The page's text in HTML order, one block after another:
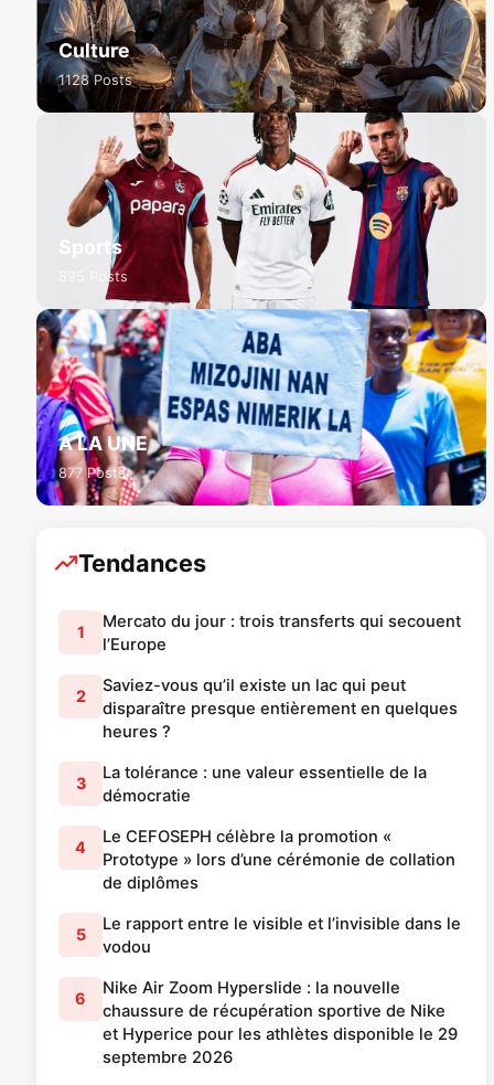
Culture
1128 Posts
Sports
895 Posts
A LA UNE
877 Posts
Tendances
1
Mercato du jour : trois transferts qui secouent
l’Europe
2
Saviez-vous qu’il existe un lac qui peut
disparaître presque entièrement en quelques
heures ?
3
La tolérance : une valeur essentielle de la
démocratie
4
Le CEFOSEPH célèbre la promotion «
Prototype » lors d’une cérémonie de collation
de diplômes
5
Le rapport entre le visible et l’invisible dans le
vodou
6
Nike Air Zoom Hyperslide : la nouvelle
chaussure de récupération sportive de Nike
et Hyperice pour les athlètes disponible le 29
septembre 2026